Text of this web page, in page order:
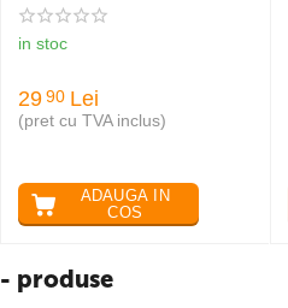
in stoc
29 90 Lei
(pret cu TVA inclus)
ADAUGA IN
COS
- produse